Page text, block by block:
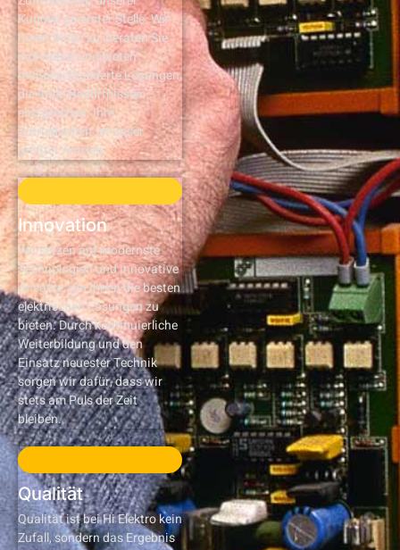
Kunden an erster Stelle. Wir
hören Ihnen zu, beraten Sie
individuell und bieten
maßgeschneiderte Lösungen,
die Ihren Bedürfnissen
entsprechen. Ihre
Zufriedenheit ist unser
größter Antrieb.
Innovation
Wir setzen auf modernste
Technologien und innovative
Ansätze, um Ihnen die besten
elektrischen Lösungen zu
bieten. Durch kontinuierliche
Weiterbildung und den
Einsatz neuester Technik
sorgen wir dafür, dass wir
stets am Puls der Zeit
bleiben.
Qualität
Qualität ist bei Hi Elektro kein
Zufall, sondern das Ergebnis